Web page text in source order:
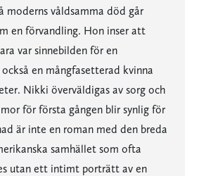
moderns våldsamma död går
en förvandling. Hon inser att
var sinnebilden för en
en mångfasetterad kvinna
Nikki överväldigas av sorg och
för första gången blir synlig för
är inte en roman med den breda
samhället som ofta
utan ett intimt porträtt av en